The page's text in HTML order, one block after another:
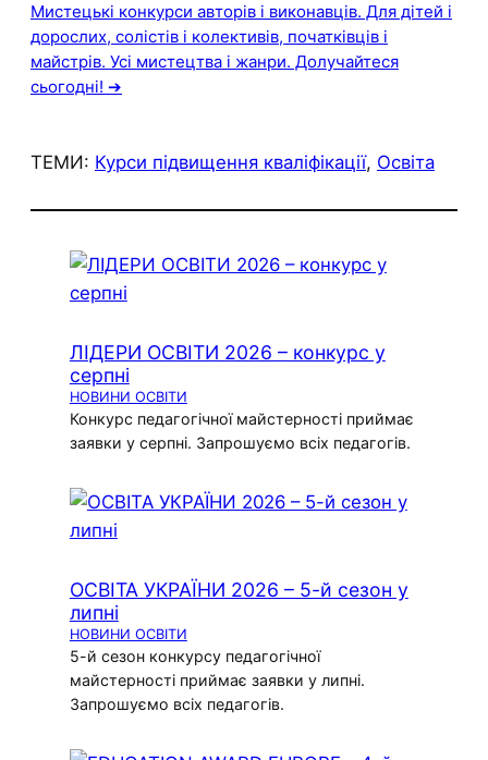
Мистецькі конкурси авторів і виконавців. Для дітей і
дорослих, солістів і колективів, початківців і
майстрів. Усі мистецтва і жанри. Долучайтеся
сьогодні! ➔
ТЕМИ: Курси підвищення кваліфікації, Освіта
ЛІДЕРИ ОСВІТИ 2026 – конкурс у
серпні
НОВИНИ ОСВІТИ
Конкурс педагогічної майстерності приймає
заявки у серпні. Запрошуємо всіх педагогів.
ОСВІТА УКРАЇНИ 2026 – 5-й сезон у
липні
НОВИНИ ОСВІТИ
5-й сезон конкурсу педагогічної
майстерності приймає заявки у липні.
Запрошуємо всіх педагогів.